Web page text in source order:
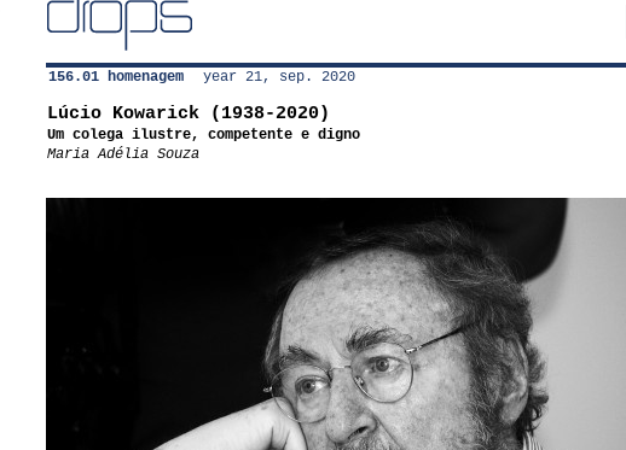
156.01 homenagem
year 21, sep. 2020
Lúcio Kowarick (1938-2020)
Um colega ilustre, competente e digno
Maria Adélia Souza